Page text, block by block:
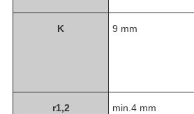
K 9 mm
r1,2 min.4 mm